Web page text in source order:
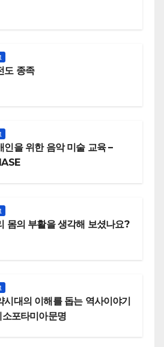
도 종족
인을 위한 음악 미술 교육 –
몸의 부활을 생각해 보셨나요?
시대의 이해를 돕는 역사이야기
소포타미아문명